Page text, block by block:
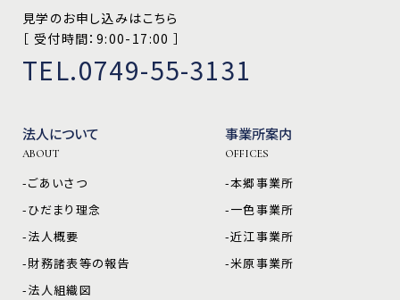
見学のお申し込みはこちら
［ 受付時間：9:00-17:00 ］
TEL.0749-55-3131
法人について
ABOUT
-ごあいさつ
-ひだまり理念
-法人概要
-財務諸表等の報告
-法人組織図
事業所案内
OFFICES
-本郷事業所
-一色事業所
-近江事業所
-米原事業所